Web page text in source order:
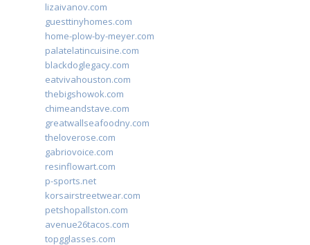
lizaivanov.com
guesttinyhomes.com
home-plow-by-meyer.com
palatelatincuisine.com
blackdoglegacy.com
eatvivahouston.com
thebigshowok.com
chimeandstave.com
greatwallseafoodny.com
theloverose.com
gabriovoice.com
resinflowart.com
p-sports.net
korsairstreetwear.com
petshopallston.com
avenue26tacos.com
topgglasses.com